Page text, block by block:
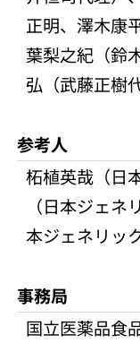
正明、澤木康
葉梨之紀（鈴
弘（武藤正樹
参考人
柘植英哉（日
（日本ジェ
本ジェネリッ
事務局
国立医薬品食